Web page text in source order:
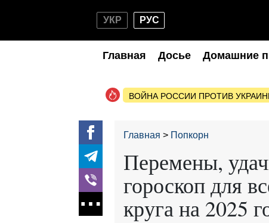
УКР РУС
Главная Досье Домашние
ВОЙНА РОССИИ ПРОТИВ
Главная Попкорн
Перемены,
гороскоп для
круга на 2025